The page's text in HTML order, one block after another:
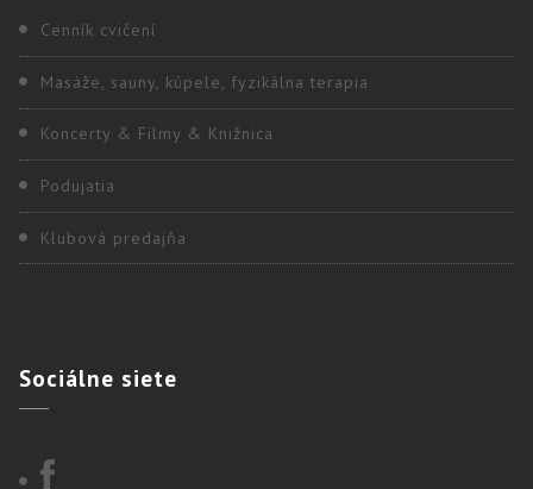
Cenník cvičení
Masáže, sauny, kúpele, fyzikálna terapia
Koncerty & Filmy & Knižnica
Podujatia
Klubová predajňa
Sociálne siete